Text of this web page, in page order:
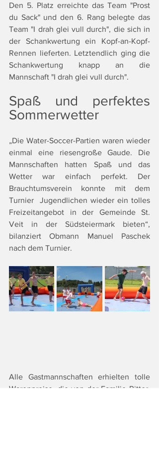
Den 5. Platz erreichte das Team "Prost
du Sack" und den 6. Rang belegte das
Team "I drah glei vull durch", die sich in
der Schankwertung ein Kopf-an-Kopf-
Rennen lieferten. Letztendlich ging die
Schankwertung knapp an die
Mannschaft "I drah glei vull durch".
Spaß und perfektes
Sommerwetter
„Die Water-Soccer-Partien waren wieder
einmal eine riesengroße Gaude. Die
Mannschaften hatten Spaß und das
Wetter war einfach perfekt. Der
Brauchtumsverein konnte mit dem
Turnier  Jugendlichen wieder ein tolles
Freizeitangebot in der Gemeinde St.
Veit in der Südsteiermark bieten“,
bilanziert Obmann Manuel Paschek
nach dem Turnier.
Alle Gastmannschaften erhielten tolle
Warenpreise, die von der Familie Ritter,